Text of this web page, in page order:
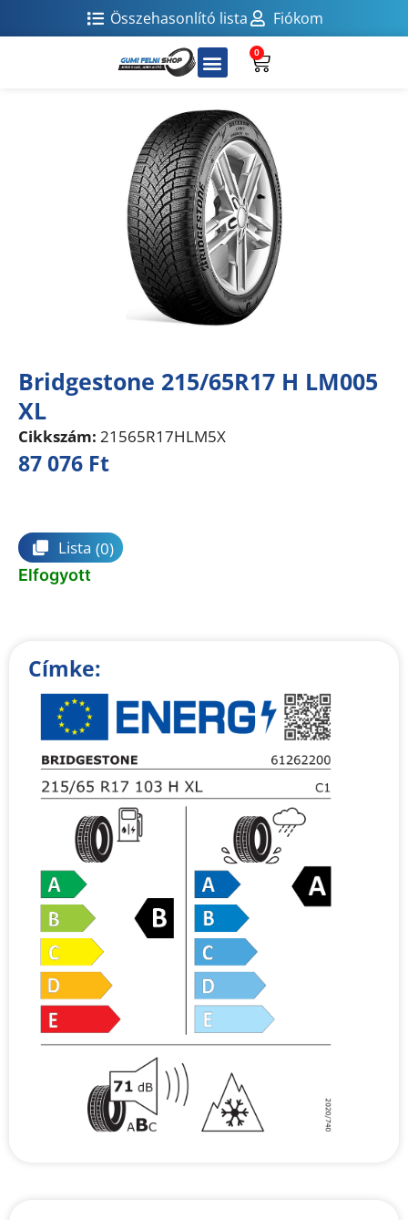
Összehasonlító lista Fiókom
0
Bridgestone 215/65R17 H LM005
XL
Cikkszám: 21565R17HLM5X
87 076 Ft
Lista (0)
Elfogyott
Címke: